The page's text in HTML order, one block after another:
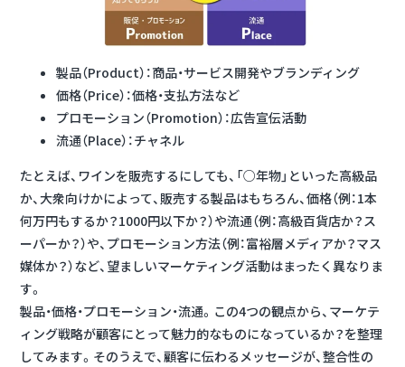
製品（Product）：商品・サービス開発やブランディング
価格（Price）：価格・支払方法など
プロモーション（Promotion）：広告宣伝活動
流通（Place）：チャネル
たとえば、ワインを販売するにしても、「○年物」といった高級品
か、大衆向けかによって、販売する製品はもちろん、価格（例：1本
何万円もするか？1000円以下か？）や流通（例：高級百貨店か？ス
ーパーか？）や、プロモーション方法（例：富裕層メディアか？マス
媒体か？）など、望ましいマーケティング活動はまったく異なりま
す。
製品・価格・プロモーション・流通。この4つの観点から、 マーケテ
ィング戦略が顧客にとって魅力的なものになっているか？を整理
してみます。そのうえで、顧客に伝わるメッセージが、整合性の